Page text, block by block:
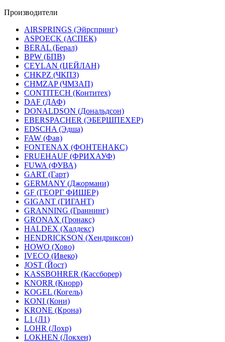
Производители
AIRSPRINGS (Эйрспринг)
ASPOECK (АСПЕК)
BERAL (Берал)
BPW (БПВ)
CEYLAN (ЦЕЙЛАН)
CHKPZ (ЧКПЗ)
CHMZAP (ЧМЗАП)
CONTITECH (Контитех)
DAF (ДАФ)
DONALDSON (Дональдсон)
EBERSPACHER (ЭБЕРШПЕХЕР)
EDSCHA (Эдша)
FAW (Фав)
FONTENAX (ФОНТЕНАКС)
FRUEHAUF (ФРИХАУФ)
FUWA (ФУВА)
GART (Гарт)
GERMANY (Джормани)
GF (ГЕОРГ ФИШЕР)
GIGANT (ГИГАНТ)
GRANNING (Граннинг)
GRONAX (Гронакс)
HALDEX (Халдекс)
HENDRICKSON (Хендриксон)
HOWO (Хово)
IVECO (Ивеко)
JOST (Йост)
KASSBOHRER (Касcборер)
KNORR (Кнорр)
KOGEL (Когель)
KONI (Кони)
KRONE (Крона)
L1 (Л1)
LOHR (Лохр)
LOKHEN (Локхен)